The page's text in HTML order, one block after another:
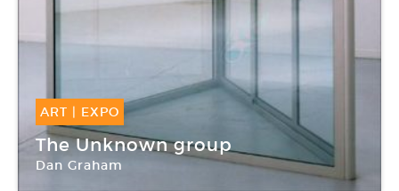
ART EXPO
06 Nov -27 Fév 2011
The Unknown group
Dan Graham